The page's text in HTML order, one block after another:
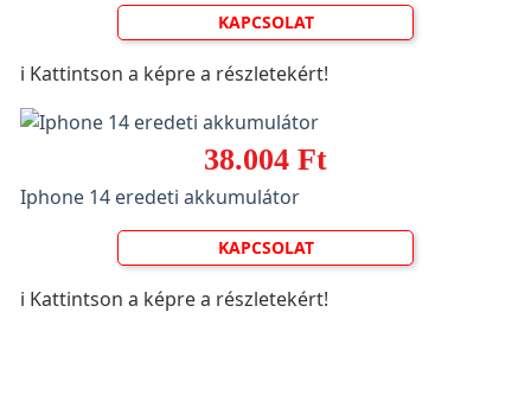
KAPCSOLAT
ℹ️ Kattintson a képre a részletekért!
38.004 Ft
Iphone 14 eredeti akkumulátor
KAPCSOLAT
ℹ️ Kattintson a képre a részletekért!